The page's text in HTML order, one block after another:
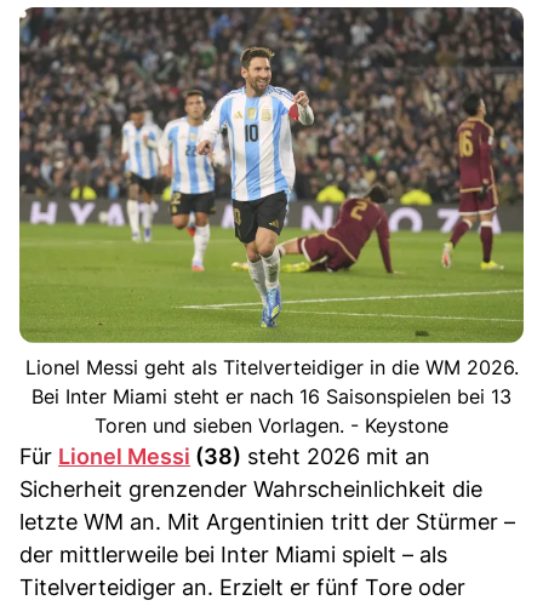
Lionel Messi geht als Titelverteidiger in die WM 2026.
Bei Inter Miami steht er nach 16 Saisonspielen bei 13
Toren und sieben Vorlagen. - Keystone
Für Lionel Messi (38) steht 2026 mit an
Sicherheit grenzender Wahrscheinlichkeit die
letzte WM an. Mit Argentinien tritt der Stürmer –
der mittlerweile bei Inter Miami spielt – als
Titelverteidiger an. Erzielt er fünf Tore oder